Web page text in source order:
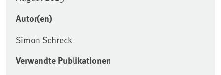
Autor(en)
Simon Schreck
Verwandte Publikationen